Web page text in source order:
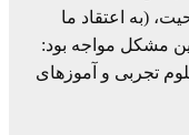
(به اعتقاد ما
مشکل مواجه بود:
تجربی و آموزهای